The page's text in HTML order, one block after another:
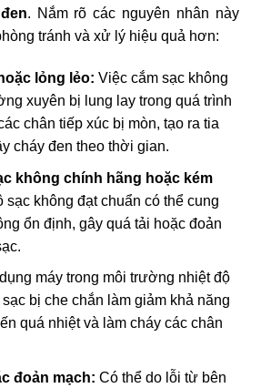
. Nắm rõ các nguyên nhân này
tránh và xử lý hiệu quả hơn:
lỏng lẻo: Việc cắm sạc không
xuyên bị lung lay trong quá trình
chân tiếp xúc bị mòn, tạo ra tia
cháy đen theo thời gian.
không chính hãng hoặc kém
sạc không đạt chuẩn có thể cung
ổn định, gây quá tải hoặc đoản
máy trong môi trường nhiệt độ
bị che chắn làm giảm khả năng
quá nhiệt và làm cháy các chân
đoản mạch: Có thể do lỗi từ bên